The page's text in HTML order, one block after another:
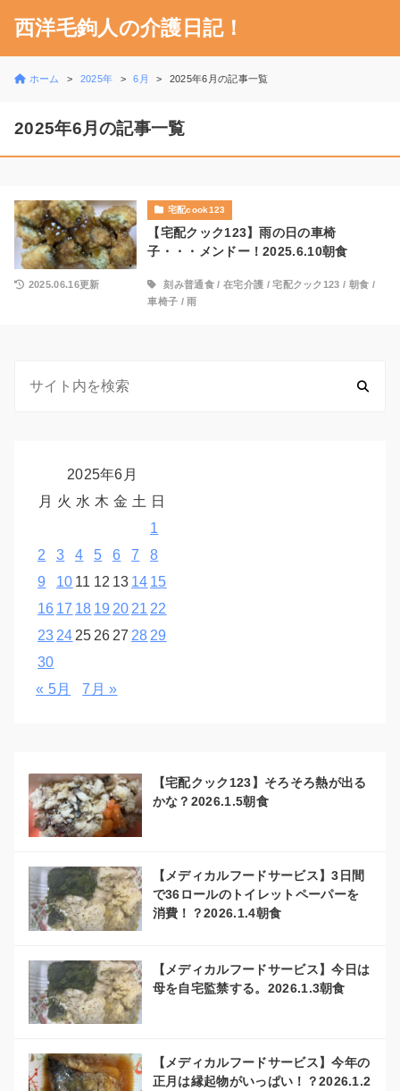
西洋毛鉤人の介護日記！
ホーム 2025年 6月 2025年6月の記事一覧
2025年6月の記事一覧
宅配cook123
【宅配クック123】雨の日の車椅
子・・・メンドー！2025.6.10朝食
2025.06.16更新 刻み普通食/ 在宅介護 /宅配クック123 / 朝食 /
車椅子 /雨
2025年6月
月 火 水 木 金 土 日
1
2
3 4 5 6 7
8
9
10 11 12 13 14 15
16 17 18 19 20 21 22
23 24 25 26 27 28 29
30
« 5月
7月 »
【宅配クック123】そろそろ熱が出る
かな？2026.1.5朝食
【メディカルフードサービス】3日間
で36ロールのトイレットペーパーを
消費！？2026.1.4朝食
【メディカルフードサービス】今日は
母を自宅監禁する。2026.1.3朝食
【メディカルフードサービス】今年の
正月は縁起物がいっぱい！？2026.1.2